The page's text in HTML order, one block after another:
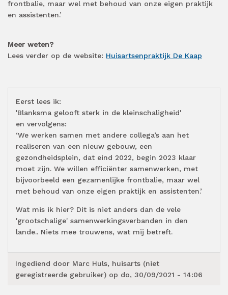
frontbalie, maar wel met behoud van onze eigen praktijk
en assistenten.’
Meer weten?
Lees verder op de website: Huisartsenpraktijk De Kaap
Eerst lees ik:
'Blanksma gelooft sterk in de kleinschaligheid'
en vervolgens:
‘We werken samen met andere collega’s aan het
realiseren van een nieuw gebouw, een
gezondheidsplein, dat eind 2022, begin 2023 klaar
moet zijn. We willen efficiënter samenwerken, met
bijvoorbeeld een gezamenlijke frontbalie, maar wel
met behoud van onze eigen praktijk en assistenten.’
Wat mis ik hier? Dit is niet anders dan de vele
'grootschalige' samenwerkingsverbanden in den
lande.. Niets mee trouwens, wat mij betreft.
Ingediend door Marc Huls, huisarts (niet
geregistreerde gebruiker) op do, 30/09/2021 - 14:06